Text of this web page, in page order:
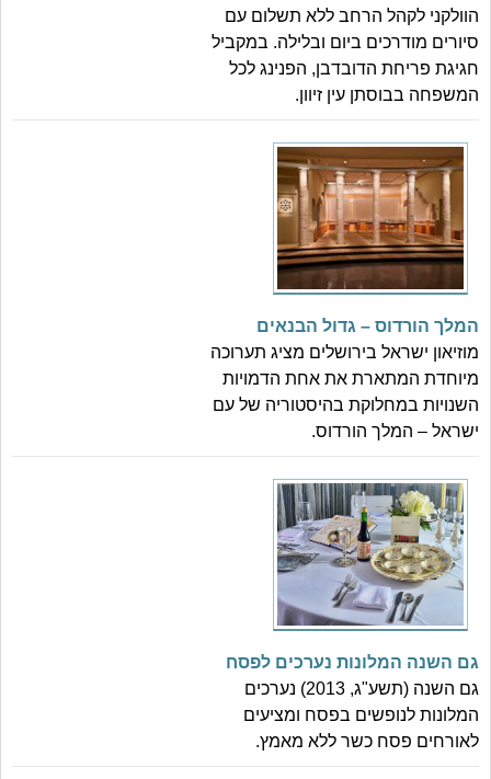
הוולקני לקהל הרחב ללא תשלום עם
סיורים מודרכים ביום ובלילה. במקביל
חגיגת פריחת הדובדבן, הפנינג לכל
המשפחה בבוסתן עין זיוון.
המלך הורדוס – גדול הבנאים
מוזיאון ישראל בירושלים מציג תערוכה
מיוחדת המתארת את אחת הדמויות
השנויות במחלוקת בהיסטוריה של עם
ישראל – המלך הורדוס.
גם השנה המלונות נערכים לפסח
גם השנה (תשע"ג, 2013) נערכים
המלונות לנופשים בפסח ומציעים
לאורחים פסח כשר ללא מאמץ.